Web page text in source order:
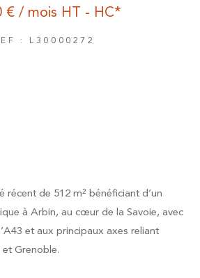
€ / mois HT - HC*
: L30000272
récent de 512 m² bénéficiant d’un
à Arbin, au cœur de la Savoie, avec
et aux principaux axes reliant
Grenoble.